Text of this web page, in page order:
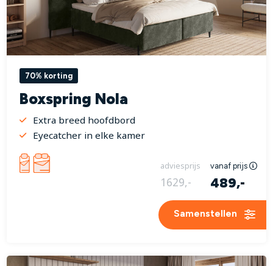
70% korting
Boxspring Nola
Extra breed hoofdbord
Eyecatcher in elke kamer
adviesprijs vanaf prijs
1629,- 489,-
Samenstellen